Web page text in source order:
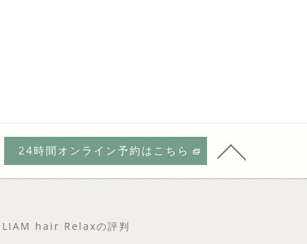
24時間オンライン予約はこちら
LIAM hair Relaxの評判